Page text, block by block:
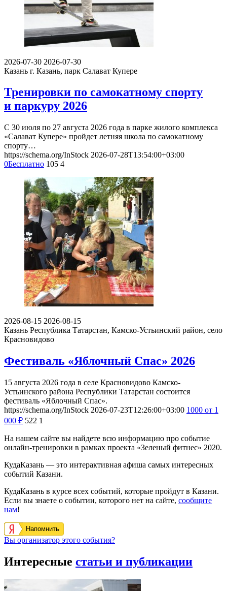
2026-07-30 2026-07-30
Казань г. Казань, парк Салават Купере
Тренировки по самокатному спорту
и паркуру 2026
С 30 июля по 27 августа 2026 года в парке жилого комплекса
«Салават Купере» пройдет летняя школа по самокатному
спорту…
https://schema.org/InStock 2026-07-28T13:54:00+03:00
0Бесплатно 105 4
2026-08-15 2026-08-15
Казань Республика Татарстан, Камско-Устьинский район, село
Красновидово
Фестиваль «Яблочный Спас» 2026
15 августа 2026 года в селе Красновидово Камско-
Устьинского района Республики Татарстан состоится
фестиваль «Яблочный Спас».
https://schema.org/InStock 2026-07-23T12:26:00+03:00 1000 от 1
000 ₽ 522 1
На нашем сайте вы найдете всю информацию про событие
онлайн-тренировки в рамках проекта «Зеленый фитнес» 2020.
КудаКазань — это интерактивная афиша самых интересных
событий Казани.
КудаКазань в курсе всех событий, которые пройдут в Казани.
Если вы знаете о событии, которого нет на сайте, сообщите
нам!
Напомнить
Вы организатор этого события?
Интересные статьи и публикации